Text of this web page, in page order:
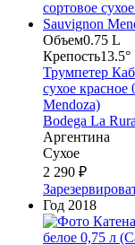
Объем0.75 L
Крепость13.5°
Трумпетер
сухое красное
Mendoza)
Bodega La
Аргентина
Сухое
2 290 ₽
Год 2018